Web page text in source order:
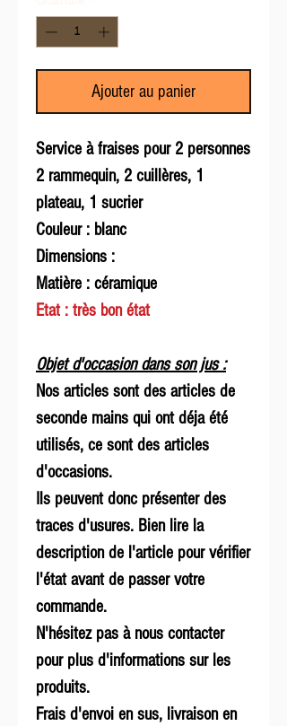
Ajouter au panier
Service à fraises pour 2 personnes
2 rammequin, 2 cuillères, 1
plateau, 1 sucrier
Couleur : blanc
Dimensions :
Matière : céramique
Etat : très bon état
Objet d'occasion dans son jus :
Nos articles sont des articles de
seconde mains qui ont déja été
utilisés, ce sont des articles
d'occasions.
Ils peuvent donc présenter des
traces d'usures. Bien lire la
description de l'article pour vérifier
l'état avant de passer votre
commande.
N'hésitez pas à nous contacter
pour plus d'informations sur les
produits.
Frais d'envoi en sus, livraison en